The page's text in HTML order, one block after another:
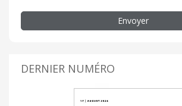
Envoyer
DERNIER NUMÉRO